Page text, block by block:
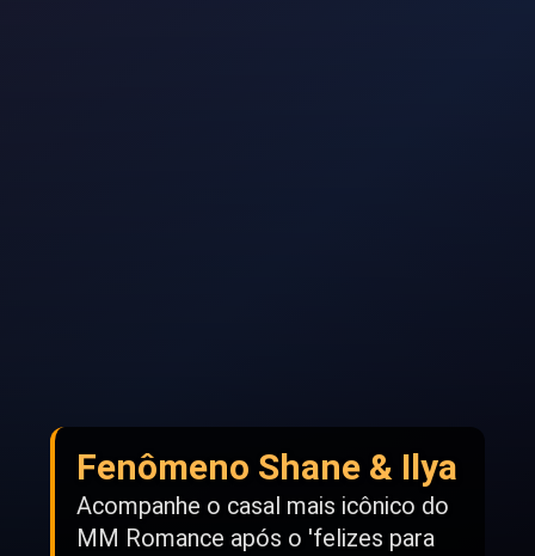
Fenômeno Shane & Ilya
Acompanhe o casal mais icônico do
MM Romance após o 'felizes para